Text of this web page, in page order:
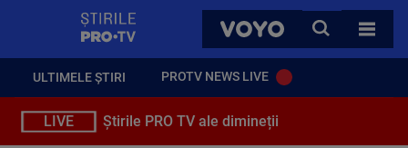
VOYO
CAUTA
TOATE
ULTIMELE ȘTIRI PROTV NEWS LIVE
LIVE Știrile PRO TV ale dimineții